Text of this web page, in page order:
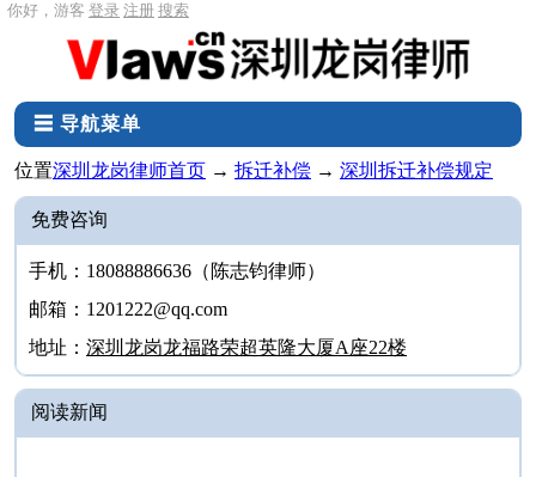
你好，游客 登录 注册 搜索
☰ 导航菜单
位置深圳龙岗律师首页 → 拆迁补偿 → 深圳拆迁补偿规定
免费咨询
手机：18088886636（陈志钧律师）
邮箱：1201222@qq.com
地址： 深圳龙岗龙福路荣超英隆大厦A座22楼
阅读新闻